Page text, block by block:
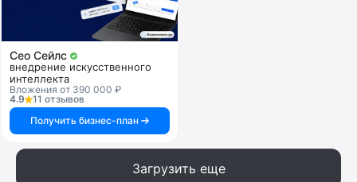
Сео Сейлс
внедрение искусственного
интеллекта
Вложения от 390 000 ₽
4.9
11 отзывов
Получить бизнес-план
Загрузить еще